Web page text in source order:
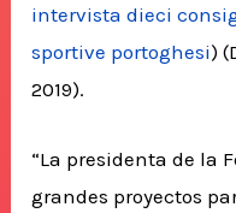
intervista dieci
sportive portoghesi)
2019).
“La presidenta de la
grandes proyectos